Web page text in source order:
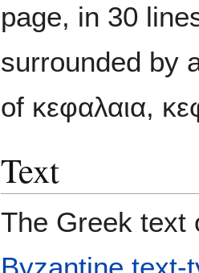
page, in 30
surrounded by
of κεφαλαια,
Text
The Greek text